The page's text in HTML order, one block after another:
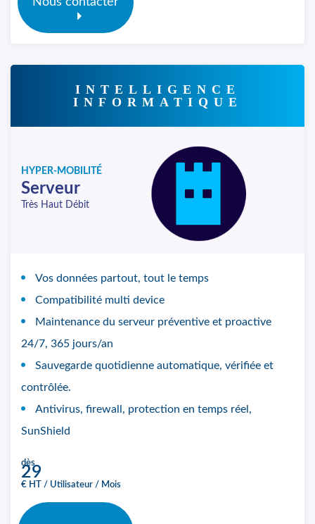
INTELLIGENCE
INFORMATIQUE
HYPER-MOBILITÉ
Serveur
Très Haut Débit
Vos données partout, tout le temps
Compatibilité multi device
Maintenance du serveur préventive et proactive
24/7, 365 jours/an
Sauvegarde quotidienne automatique, vérifiée et
contrôlée.
Antivirus, firewall, protection en temps réel,
SunShield
dès
29
€ HT / Utilisateur / Mois